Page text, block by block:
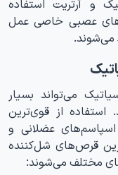
و آرتریت استفاده
عصبی خاصی عمل
می‌شوند.
می‌تواند بسیار
استفاده از قوی‌ترین
عضلانی و
قرص‌های شل‌کننده
مختلف می‌شوند: